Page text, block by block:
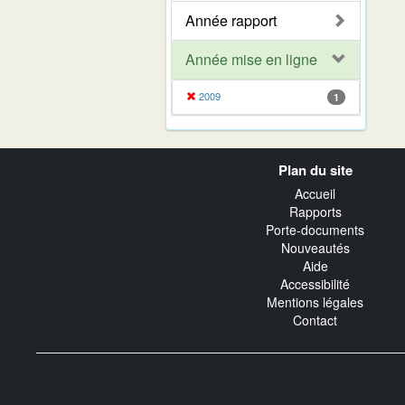
Année rapport
Année mise en ligne
2009 1
Plan du site
Accueil
Rapports
Porte-documents
Nouveautés
Aide
Accessibilité
Mentions légales
Contact